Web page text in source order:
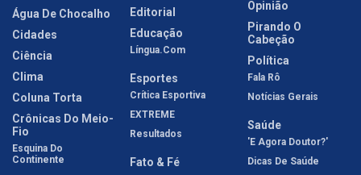
Água De Chocalho
Cidades
Ciência
Clima
Coluna Torta
Crônicas Do Meio-
Fio
Esquina Do
Continente
Editorial
Educação
Língua.com
Esportes
Crítica Esportiva
EXTREME
Resultados
Fato & Fé
Opinião
Pirando O
Cabeção
Política
Fala Rô
Notícias Gerais
Saúde
'E Agora Doutor?'
Dicas De Saúde